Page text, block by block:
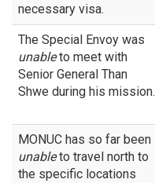
necessary visa.
The Special Envoy was
unableto meet with
Senior General Than
Shwe during his mission.
MONUC has so far been
unableto travel north to
the specific locations